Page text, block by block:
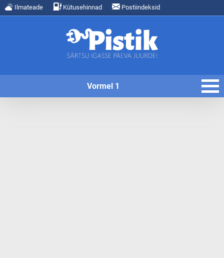
Ilmateade Kütusehinnad Postiindeksid
Vormel 1